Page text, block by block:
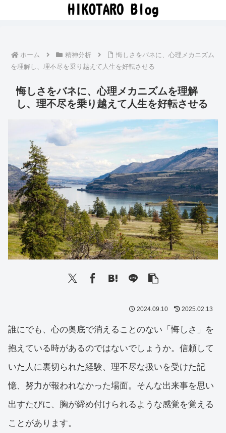
ホーム 精神分析
悔しさをバネに、心理メカニズム
を理解し、理不尽を乗り越えて人生を好転させる
悔しさをバネに、心理メカニズムを理解
し、理不尽を乗り越えて人生を好転させる
2024.09.10 2025.02.13
誰にでも、心の奥底で消えることのない「悔しさ」を
抱えている時があるのではないでしょうか。信頼して
いた人に裏切られた経験、理不尽な扱いを受けた記
憶、努力が報われなかった場面。そんな出来事を思い
出すたびに、胸が締め付けられるような感覚を覚える
ことがあります。